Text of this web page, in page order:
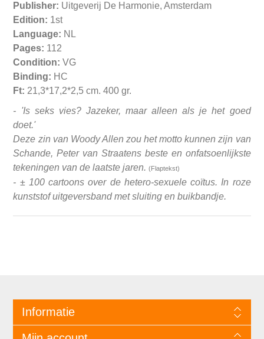
Publisher: Uitgeverij De Harmonie, Amsterdam
Edition: 1st
Language: NL
Pages: 112
Condition: VG
Binding: HC
Ft: 21,3*17,2*2,5 cm. 400 gr.
- 'Is seks vies? Jazeker, maar alleen als je het goed
doet.'
Deze zin van Woody Allen zou het motto kunnen zijn van
Schande, Peter van Straatens beste en onfatsoenlijkste
tekeningen van de laatste jaren.(Flaptekst)
- ± 100 cartoons over de hetero-sexuele coïtus. In roze
kunststof uitgeversband met sluiting en buikbandje.
Informatie